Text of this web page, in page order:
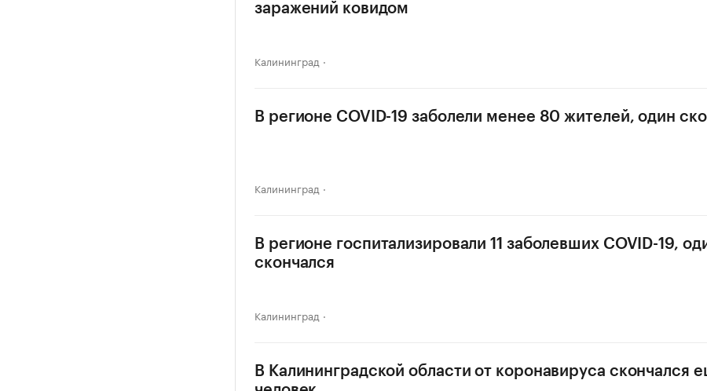
заражений ковидом
Калининград
В регионе COVID-19 заболели менее 80 жителей, один
Калининград
В регионе госпитализировали 11 заболевших COVID-19,
скончался
Калининград
В Калининградской области от коронавируса скончался